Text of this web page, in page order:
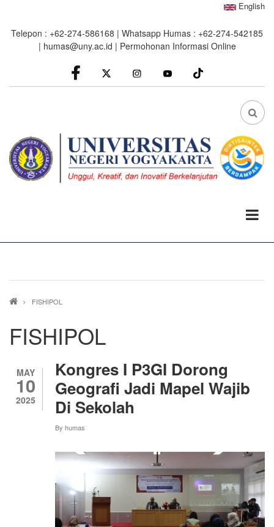
main
English
Telepon : +62-274-586168 | Whatsapp Humas : +62-274-542185
| humas@uny.ac.id | Permohonan Informasi Online
facebook
Instagram youtube
FA
Breadcrumb
FISHIPOL
FISHIPOL
MAY
10
2025
Kongres I P3GI Dorong
Geografi Jadi Mapel Wajib
Di Sekolah
By humas